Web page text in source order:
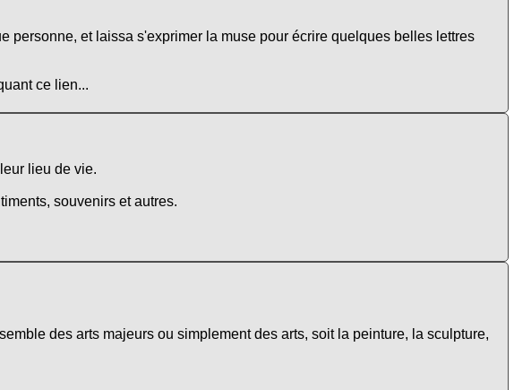
personne, et laissa s'exprimer la muse pour écrire quelques belles lettres
ce lien...
lieu de vie.
souvenirs et autres.
des arts majeurs ou simplement des arts, soit la peinture, la sculpture,